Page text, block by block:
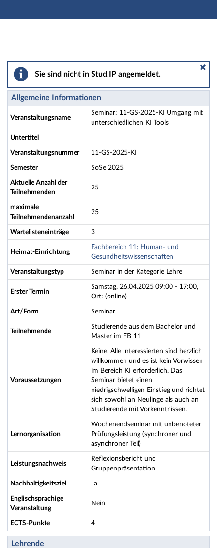
Hauptnavigation
Seminar: 11-GS-2025-KI Umgang mit
Sie sind nicht in Stud.IP angemeldet.
Allgemeine Informationen
Veranstaltungsname
Seminar: 11-GS-2025-KI Umgang mit
unterschiedlichen KI Tools
Untertitel
Veranstaltungsnummer 11-GS-2025-KI
Semester SoSe 2025
Aktuelle Anzahl der
Teilnehmenden
25
maximale
Teilnehmendenanzahl
25
Wartelisteneinträge 3
Heimat-Einrichtung
Fachbereich 11: Human- und
Gesundheitswissenschaften
Veranstaltungstyp Seminar in der Kategorie Lehre
Erster Termin
Samstag, 26.04.2025 09:00 - 17:00,
Ort: (online)
Art/Form Seminar
Teilnehmende
Studierende aus dem Bachelor und
Master im FB 11
Voraussetzungen
Keine. Alle Interessierten sind herzlich
willkommen und es ist kein Vorwissen
im Bereich KI erforderlich. Das
Seminar bietet einen
niedrigschwelligen Einstieg und richtet
sich sowohl an Neulinge als auch an
Studierende mit Vorkenntnissen.
Lernorganisation
Wochenendseminar mit unbenoteter
Prüfungsleistung (synchroner und
asynchroner Teil)
Leistungsnachweis
Reflexionsbericht und
Gruppenpräsentation
Nachhaltigkeitsziel Ja
Englischsprachige
Veranstaltung
Nein
ECTS-Punkte 4
Lehrende